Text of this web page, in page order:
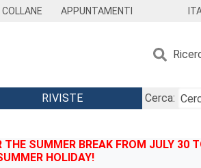
COLLANE APPUNTAMENTI
RIVISTE
Cerca:
SUMMER BREAK FROM JULY 30
HOLIDAY!